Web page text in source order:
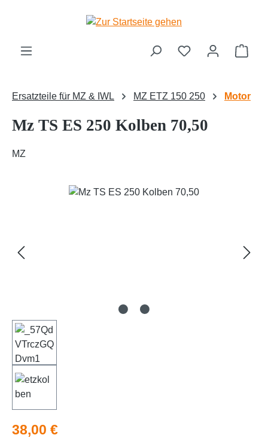
Zum Hauptinhalt springen
Ersatzteile für MZ & IWL MZ ETZ 150 250 Motor
Mz TS ES 250 Kolben 70,50
MZ
Bildergalerie überspringen
Regulärer Preis:
38,00 €